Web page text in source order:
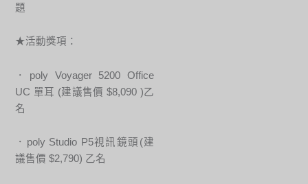
題
★活動獎項：
．poly Voyager 5200 Office
UC 單耳 (建議售價 $8,090 )乙
名
．poly Studio P5視訊鏡頭(建
議售價 $2,790) 乙名